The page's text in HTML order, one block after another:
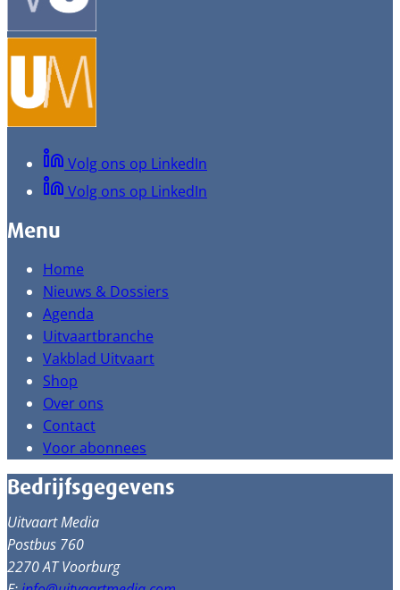
Volg ons op LinkedIn
Volg ons op LinkedIn
Menu
Home
Nieuws & Dossiers
Agenda
Uitvaartbranche
Vakblad Uitvaart
Shop
Over ons
Contact
Voor abonnees
Bedrijfsgegevens
Uitvaart Media
Postbus 760
2270 AT Voorburg